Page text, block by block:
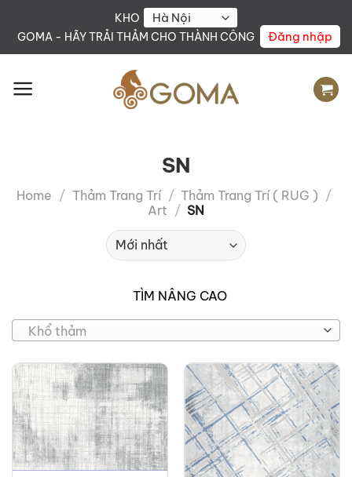
KHO
GOMA - HÃY TRẢI THẢM CHO THÀNH CÔNG
Đăng nhập
SN
Home / Thảm Trang Trí / Thảm Trang Trí ( RUG ) /
Art / SN
TÌM NÂNG CAO
Khổ thảm